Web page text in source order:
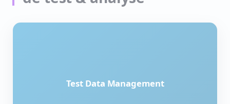
Test Data Management